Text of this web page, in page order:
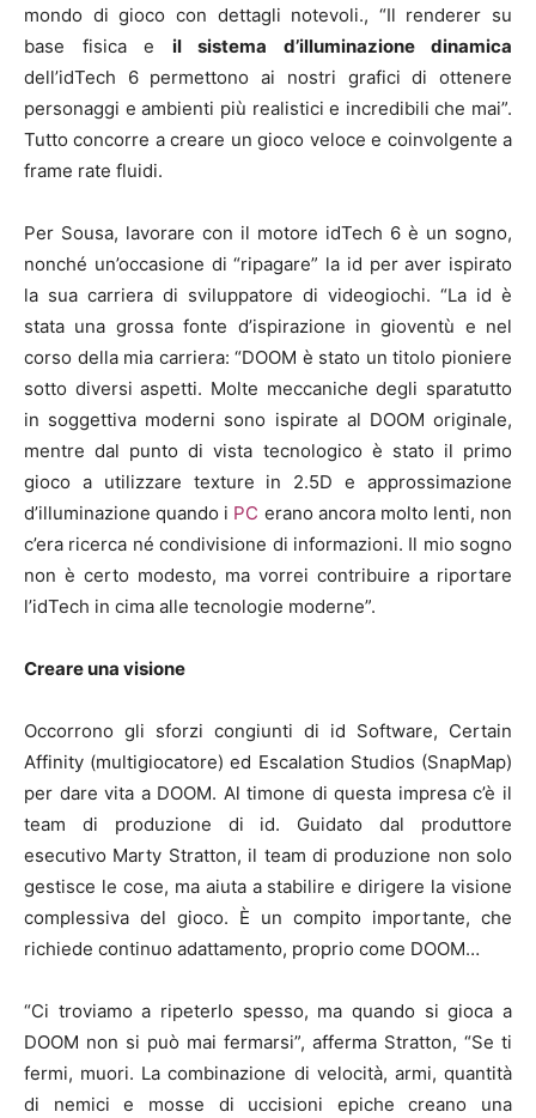
mondo di gioco con dettagli notevoli., “Il renderer su
base fisica e il sistema d’illuminazione dinamica
dell’idTech 6 permettono ai nostri grafici di ottenere
personaggi e ambienti più realistici e incredibili che mai”.
Tutto concorre a creare un gioco veloce e coinvolgente a
frame rate fluidi.
Per Sousa, lavorare con il motore idTech 6 è un sogno,
nonché un’occasione di “ripagare” la id per aver ispirato
la sua carriera di sviluppatore di videogiochi. “La id è
stata una grossa fonte d’ispirazione in gioventù e nel
corso della mia carriera: “DOOM è stato un titolo pioniere
sotto diversi aspetti. Molte meccaniche degli sparatutto
in soggettiva moderni sono ispirate al DOOM originale,
mentre dal punto di vista tecnologico è stato il primo
gioco a utilizzare texture in 2.5D e approssimazione
d’illuminazione quando i PC erano ancora molto lenti, non
c’era ricerca né condivisione di informazioni. Il mio sogno
non è certo modesto, ma vorrei contribuire a riportare
l’idTech in cima alle tecnologie moderne”.
Creare una visione
Occorrono gli sforzi congiunti di id Software, Certain
Affinity (multigiocatore) ed Escalation Studios (SnapMap)
per dare vita a DOOM. Al timone di questa impresa c’è il
team di produzione di id. Guidato dal produttore
esecutivo Marty Stratton, il team di produzione non solo
gestisce le cose, ma aiuta a stabilire e dirigere la visione
complessiva del gioco. È un compito importante, che
richiede continuo adattamento, proprio come DOOM…
“Ci troviamo a ripeterlo spesso, ma quando si gioca a
DOOM non si può mai fermarsi”, afferma Stratton, “Se ti
fermi, muori. La combinazione di velocità, armi, quantità
di nemici e mosse di uccisioni epiche creano una